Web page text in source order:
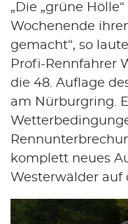
„Die „grüne
Wochenende
gemacht“, so
Profi-Rennfahrer
die 48. Auflage
am Nürburgring.
komplett neues
Westerwälder auf